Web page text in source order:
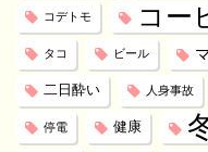
コデトモ コー
タコ ビール
二日酔い 人身事故
停電 健康